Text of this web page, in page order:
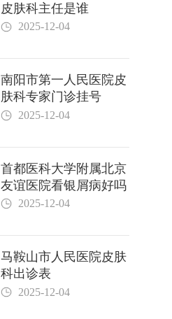
皮肤科主任是谁
2025-12-04
南阳市第一人民医院皮
肤科专家门诊挂号
2025-12-04
首都医科大学附属北京
友谊医院看银屑病好吗
2025-12-04
马鞍山市人民医院皮肤
科出诊表
2025-12-04